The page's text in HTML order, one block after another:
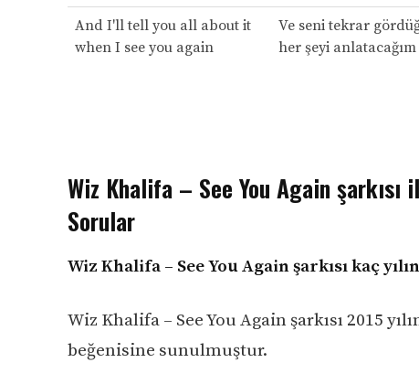
And I'll tell you all about it
when I see you again
Ve seni tekrar
her şeyi anlatacağım
Wiz Khalifa – See You Again
Sorular
Wiz Khalifa – See You Again şarkısı kaç
Wiz Khalifa – See You Again şarkısı 2015
beğenisine sunulmuştur.